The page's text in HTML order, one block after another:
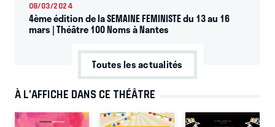
08/03/2024
4ème édition de la SEMAINE FEMINISTE du 13 au 16
mars | Théâtre 100 Noms à Nantes
Toutes les actualités
À L’AFFICHE DANS CE THÉÂTRE